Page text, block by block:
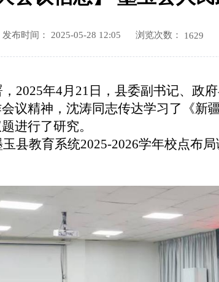
发布时间： 2025-05-28 12:05 浏览次数： 1629
2025年4月21日，县委副书记、政
议精神，沈涛同志传达学习了《新
进行了研究。
玉县教育系统2025-2026学年校点布局